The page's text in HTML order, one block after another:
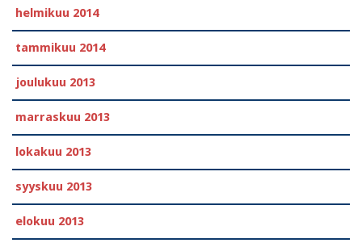
helmikuu 2014
tammikuu 2014
joulukuu 2013
marraskuu 2013
lokakuu 2013
syyskuu 2013
elokuu 2013